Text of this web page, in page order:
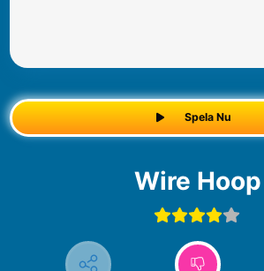
Spela Nu
Wire Hoop